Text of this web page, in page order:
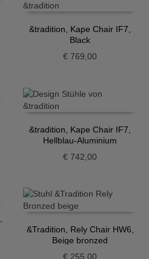
&tradition, Kape Chair IF7,
Black
€ 769,00
&tradition, Kape Chair IF7,
Hellblau-Aluminium
€ 742,00
&Tradition, Rely Chair HW6,
Beige bronzed
€ 255,00